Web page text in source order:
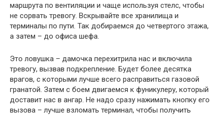
маршрута по вентиляции и чаще используя стелс, чтобы
не сорвать тревогу. Вскрывайте все хранилища и
терминалы по пути. Так добираемся до четвертого этажа,
а затем – до офиса шефа.
Это ловушка – дамочка перехитрила нас и включила
тревогу, вызвав подкрепление. Будет более десятка
врагов, с которыми лучше всего расправиться газовой
гранатой. Затем с боем двигаемся к фуникулеру, который
доставит нас в ангар. Не надо сразу нажимать кнопку его
вызова – лучше взломать терминал, чтобы получить